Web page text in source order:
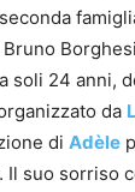
soli 24 anni,
da
di Adèle
Il suo sorriso